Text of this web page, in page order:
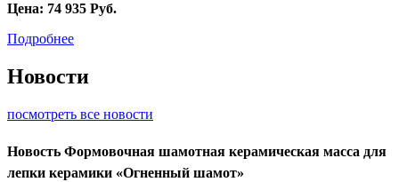
Цена: 74 935 Руб.
Подробнее
Новости
посмотреть все новости
Новость Формовочная шамотная керамическая масса для
лепки керамики «Огненный шамот»